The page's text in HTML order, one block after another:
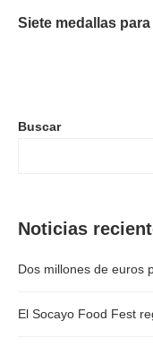
Siete medallas
Buscar
Noticias
Dos millones de euros
El Socayo Food Fest